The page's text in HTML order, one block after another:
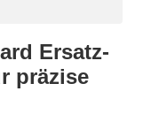
Ersatz-
präzise